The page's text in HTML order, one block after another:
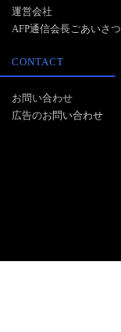
運営会社
AFP通信会長ごあいさつ
CONTACT
お問い合わせ
広告のお問い合わせ